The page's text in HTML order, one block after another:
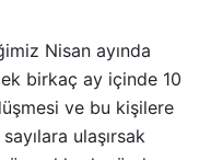
Nisan ayında
birkaç ay içinde 10
ve bu kişilere
ulaşırsak